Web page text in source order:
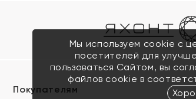
Покупателям
Мы используем cookie с
посетителей для
пользоваться Сайтом, вы
файлов cookie в